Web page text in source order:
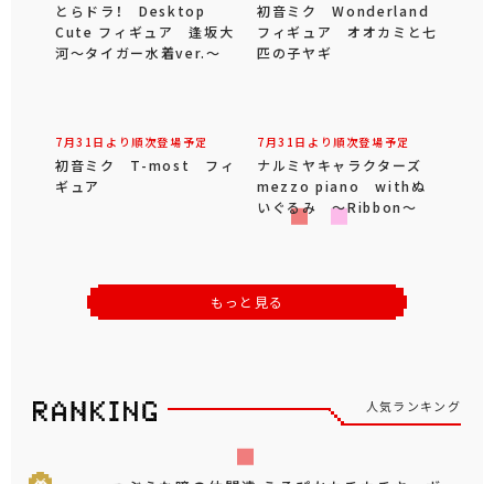
とらドラ！ Desktop
Cute フィギュア 逢坂大
河～タイガー水着ver.～
初音ミク Wonderland
フィギュア オオカミと七
匹の子ヤギ
7月31日より順次登場予定
初音ミク T-most フィ
ギュア
7月31日より順次登場予定
ナルミヤキャラクターズ
mezzo piano withぬ
いぐるみ ～Ribbon～
もっと見る
人気ランキング